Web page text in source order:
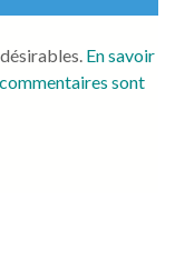
En savoir
sont